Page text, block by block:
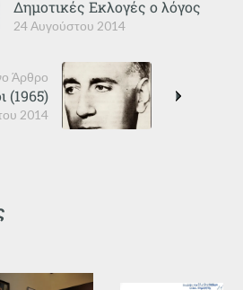
24 Αυγούστου 2014
Δημοτικές Εκλογές ο λόγος
Άρθρο
2014
(1965)